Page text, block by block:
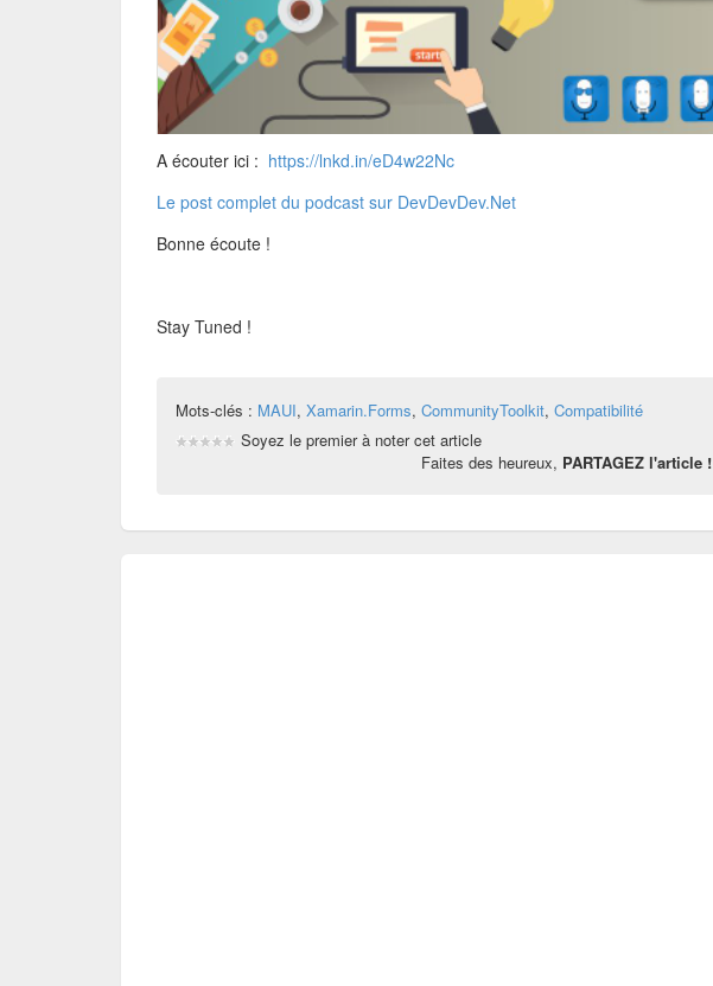
A écouter ici : https://lnkd.in/eD4w22Nc
Le post complet du podcast sur DevDevDev.Net
Bonne écoute !
Stay Tuned !
Mots-clés : MAUI, Xamarin.Forms, CommunityToolkit, Compatibilité
Soyez le premier à noter cet article
Faites des heureux, PARTAGEZ l'article !